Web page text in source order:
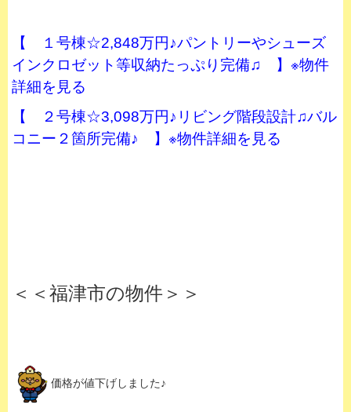
【 １号棟☆2,848万円♪パントリーやシューズ
インクロゼット等収納たっぷり完備♫ 】※物件
詳細を見る
【 ２号棟☆3,098万円♪リビング階段設計♫バル
コニー２箇所完備♪ 】※物件詳細を見る
＜＜福津市の物件＞＞
価格が値下げしました♪